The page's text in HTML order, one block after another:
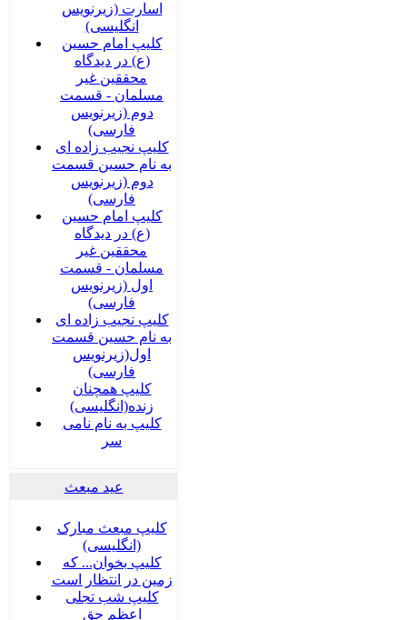
اسارت (زیرنویس
انگلیسی)
کلیپ امام حسین
(ع) در دیدگاه
محققین غیر
مسلمان - قسمت
دوم (زیرنویس
فارسی)
کلیپ نجیب زاده ای
به نام حسین قسمت
دوم (زیرنویس
فارسی)
کلیپ امام حسین
(ع) در دیدگاه
محققین غیر
مسلمان - قسمت
اول (زیرنویس
فارسی)
کلیپ نجیب زاده ای
به نام حسین قسمت
اول(زیرنویس
فارسی)
کلیپ همچنان
زنده(انگلیسی)
کلیپ به نام نامی
سر
عید مبعث
کلیپ مبعث مبارک
(انگلیسی)
کلیپ بخوان... که
زمین در انتظار است
کلیپ شب تجلی
اعظم حق